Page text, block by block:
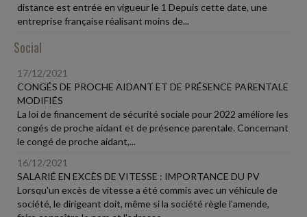
distance est entrée en vigueur le 1 Depuis cette date, une
entreprise française réalisant moins de...
Social
17/12/2021
CONGÉS DE PROCHE AIDANT ET DE PRÉSENCE PARENTALE
MODIFIÉS
La loi de financement de sécurité sociale pour 2022 améliore les
congés de proche aidant et de présence parentale. Concernant
le congé de proche aidant,...
16/12/2021
SALARIÉ EN EXCÈS DE VITESSE : IMPORTANCE DU PV
Lorsqu'un excès de vitesse a été commis avec un véhicule de
société, le dirigeant doit, même si la société règle l'amende,